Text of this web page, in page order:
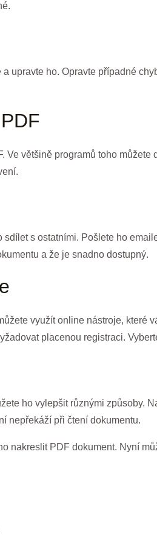
upravte ho. Opravte případné
Ve většině programů toho
s ostatními. Pošlete ho
a že je snadno dostupný.
využít online nástroje, které
placenou registraci.
ho vylepšit různými způsoby.
nepřekáží při čtení dokumentu.
nakreslit PDF dokument. Nyní